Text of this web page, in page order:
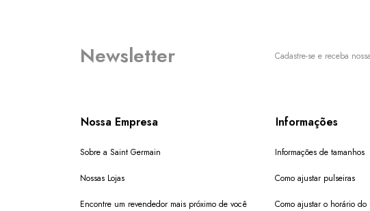
Newsletter Cadastre-se e receba
Nossa Empresa
Sobre a Saint Germain
Nossas Lojas
Encontre um revendedor mais próximo de você
Informações
Informações de tamanhos
Como ajustar pulseiras
Como ajustar o horário do